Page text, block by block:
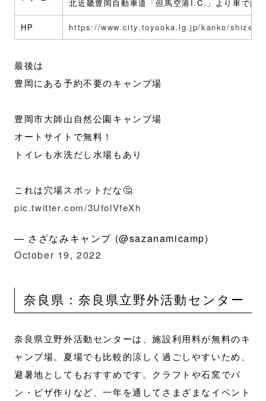
北近畿豊岡自動車道「但馬空港I.C.」より車で約
HP https://www.city.toyooka.lg.jp/kanko/shizen/
最後は
豊岡にある予約不要のキャンプ場
豊岡市大師山自然公園キャンプ場
オートサイトで無料！
トイレも水洗だし水場もあり
これは穴場スポットだな🤔
pic.twitter.com/3UfolVfeXh
— さざなみキャンプ (@sazanamicamp)
October 19, 2022
奈良県：奈良県立野外活動センター
奈良県立野外活動センターは、施設利用料が無料のキ
ャンプ場。夏場でも比較的涼しく過ごしやすいため、
避暑地としてもおすすめです。クラフトや石窯でパ
ン・ピザ作りなど、一年を通してさまざまなイベント